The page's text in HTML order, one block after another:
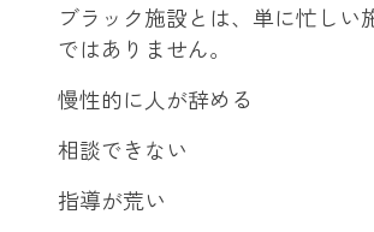
ブラック施設とは、単に忙しい
ではありません。
慢性的に人が辞める
相談できない
指導が荒い